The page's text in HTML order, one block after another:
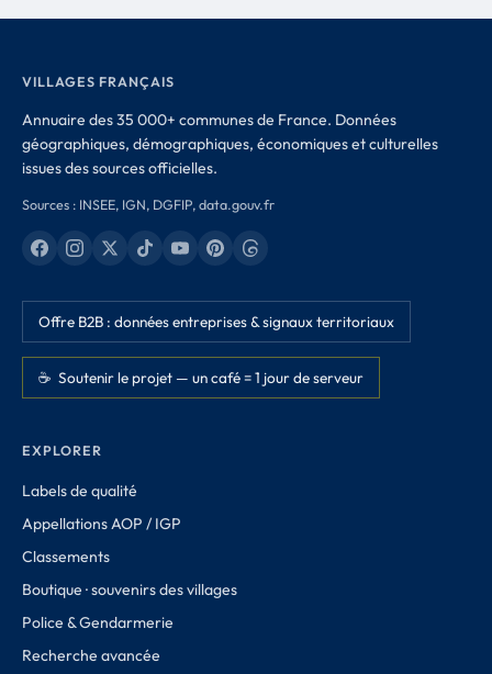
VILLAGES FRANÇAIS
Annuaire des 35 000+ communes de France. Données
géographiques, démographiques, économiques et culturelles
issues des sources officielles.
Sources : INSEE, IGN, DGFIP, data.gouv.fr
Offre B2B : données entreprises & signaux territoriaux
☕ Soutenir le projet — un café = 1 jour de serveur
EXPLORER
Labels de qualité
Appellations AOP / IGP
Classements
Boutique · souvenirs des villages
Police & Gendarmerie
Recherche avancée